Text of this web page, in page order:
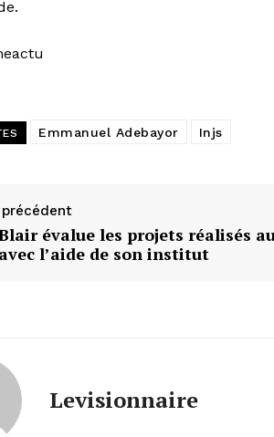
Emmanuel Adebayor Injs
évalue les projets réalisés
l’aide de son institut
Levisionnaire